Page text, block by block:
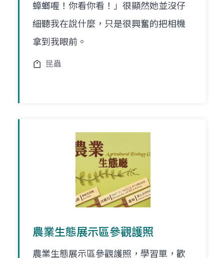
蟑螂喔！你看你看！」很顯然她並沒仔
細聽我在說什麼，只是很興奮的把相機
拿到我眼前。
昆蟲
農業生態展示區參觀護照
農業生態展示區參觀護照，學習單，歡